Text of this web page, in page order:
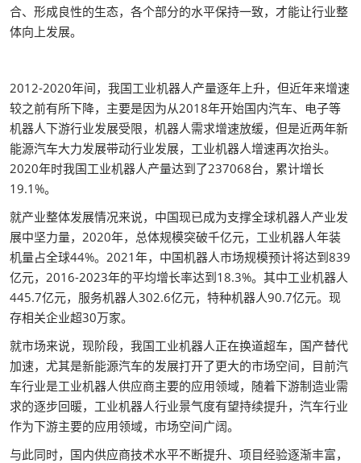
合、形成良性的生态，各个部分的水平保持一致，才能让行业整
体向上发展。
2012-2020年间，我国工业机器人产量逐年上升，但近年来增速
较之前有所下降，主要是因为从2018年开始国内汽车、电子等
机器人下游行业发展受限，机器人需求增速放缓，但是近两年新
能源汽车大力发展带动行业发展，工业机器人增速再次抬头。
2020年时我国工业机器人产量达到了237068台，累计增长
19.1%。
就产业整体发展情况来说，中国现已成为支撑全球机器人产业发
展中坚力量，2020年，总体规模突破千亿元，工业机器人年装
机量占全球44%。2021年，中国机器人市场规模预计将达到839
亿元，2016-2023年的平均增长率达到18.3%。其中工业机器人
445.7亿元，服务机器人302.6亿元，特种机器人90.7亿元。现
存相关企业超30万家。
就市场来说，现阶段，我国工业机器人正在换道超车，国产替代
加速，尤其是新能源汽车的发展打开了更大的市场空间，目前汽
车行业是工业机器人供应商主要的应用领域，随着下游制造业需
求的逐步回暖，工业机器人行业景气度有望持续提升，汽车行业
作为下游主要的应用领域，市场空间广阔。
与此同时，国内供应商技术水平不断提升、项目经验逐渐丰富，